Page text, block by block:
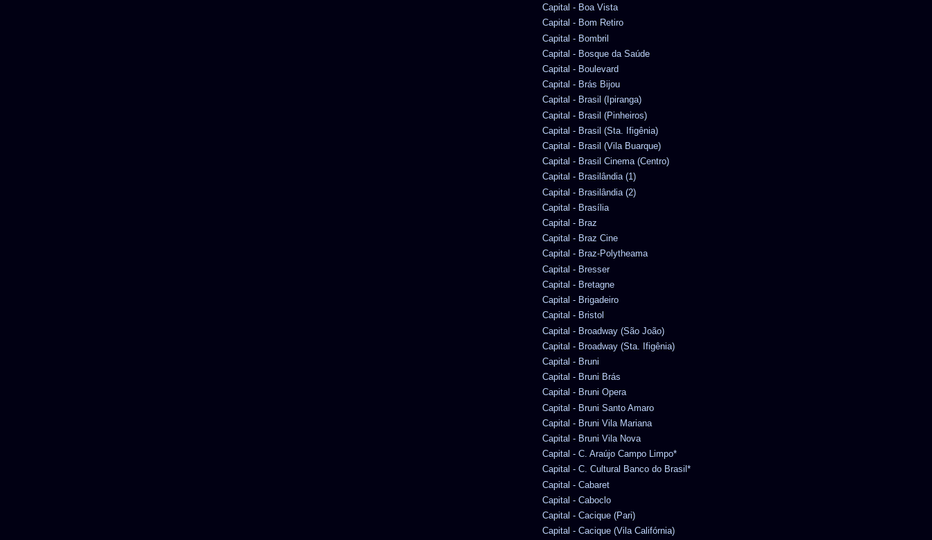
Capital - Boa Vista
Capital - Bom Retiro
Capital - Bombril
Capital - Bosque da Saúde
Capital - Boulevard
Capital - Brás Bijou
Capital - Brasil (Ipiranga)
Capital - Brasil (Pinheiros)
Capital - Brasil (Sta. Ifigênia)
Capital - Brasil (Vila Buarque)
Capital - Brasil Cinema (Centro)
Capital - Brasilândia (1)
Capital - Brasilândia (2)
Capital - Brasília
Capital - Braz
Capital - Braz Cine
Capital - Braz-Polytheama
Capital - Bresser
Capital - Bretagne
Capital - Brigadeiro
Capital - Bristol
Capital - Broadway (São João)
Capital - Broadway (Sta. Ifigênia)
Capital - Bruni
Capital - Bruni Brás
Capital - Bruni Opera
Capital - Bruni Santo Amaro
Capital - Bruni Vila Mariana
Capital - Bruni Vila Nova
Capital - C. Araújo Campo Limpo*
Capital - C. Cultural Banco do Brasil*
Capital - Cabaret
Capital - Caboclo
Capital - Cacique (Pari)
Capital - Cacique (Vila Califórnia)